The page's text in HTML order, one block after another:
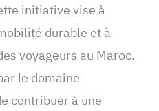
initiative vise à
durable et à
voyageurs au Maroc.
le domaine
contribuer à une